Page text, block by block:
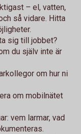
– el, vatten,
så vidare. Hitta
sig till jobbet?
du själv inte är
om hur ni
om mobilnätet
vem larmar, vad